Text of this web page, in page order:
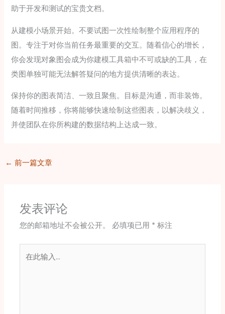
助于开发和测试的宝贵文档。
从建模小场景开始。不要试图一次性绘制整个应用程序的
图。专注于对你当前任务最重要的交互。随着信心的增长，
你会发现对象图会成为你建模工具箱中不可或缺的工具，在
类图单独可能无法解答疑问的地方提供清晰的表达。
保持你的图表简洁、一致且聚焦。目标是沟通，而非装饰。
随着时间推移，你将能够快速绘制这些图表，以解决歧义，
并使团队在你所构建的数据结构上达成一致。
← 前一篇文章
发表评论
您的邮箱地址不会被公开。 必填项已用 * 标注